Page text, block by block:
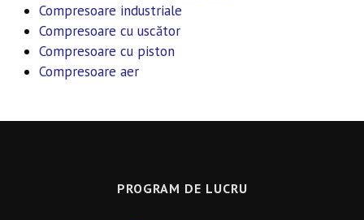
Compresoare industriale
Compresoare cu uscător
Compresoare cu piston
Compresoare aer
PROGRAM DE LUCRU